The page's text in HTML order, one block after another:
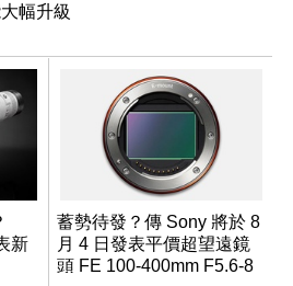
幅升級
新
蓄勢待發？傳 Sony 將於 8
月 4 日發表平價超望遠鏡
頭 FE 100-400mm F5.6-8